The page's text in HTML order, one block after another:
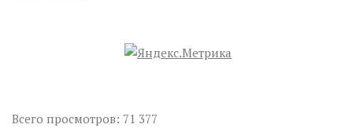
Всего просмотров: 71 377